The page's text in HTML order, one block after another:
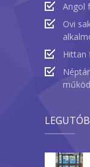
Angol
Ovi
Hittan